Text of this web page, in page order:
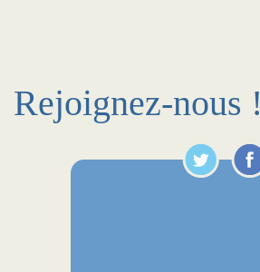
Rejoignez-nous !